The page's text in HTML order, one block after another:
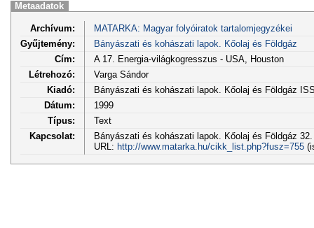
Metaadatok
Archívum:
MATARKA: Magyar folyóiratok tartalomjegyzékei
Gyűjtemény:
Bányászati és kohászati lapok. Kőolaj és Földgáz
Cím:
A 17. Energia-világkogresszus - USA, Houston
Létrehozó:
Varga Sándor
Kiadó:
Bányászati és kohászati lapok. Kőolaj és Földgáz
Dátum:
1999
Típus:
Text
Kapcsolat:
Bányászati és kohászati lapok. Kőolaj és Földgáz
URL: http://www.matarka.hu/cikk_list.php?fusz=755